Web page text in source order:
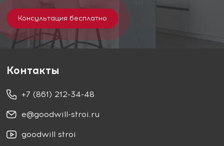
Консультация бесплатно
Контакты
+7 (861) 212-34-48
e@goodwill-stroi.ru
goodwill stroi